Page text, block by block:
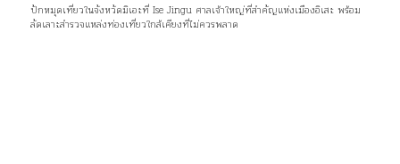
ปักหมุดเที่ยวในจังหวัดมิเอะที่ Ise Jingu ศาลเจ้าใหญ่ที่สำคัญแห่งเมืองอิเสะ พร้อม
ลัดเลาะสำรวจแหล่งท่องเที่ยวใกล้เคียงที่ไม่ควรพลาด